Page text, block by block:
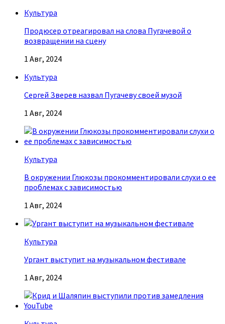
Культура
Продюсер отреагировал на слова Пугачевой о
возвращении на сцену
1 Авг, 2024
Культура
Сергей Зверев назвал Пугачеву своей музой
1 Авг, 2024
Культура
В окружении Глюкозы прокомментировали слухи о ее
проблемах с зависимостью
1 Авг, 2024
Культура
Ургант выступит на музыкальном фестивале
1 Авг, 2024